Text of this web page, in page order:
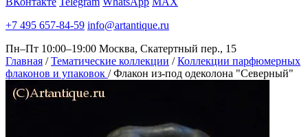
+7 495 657-84-59 info@artantique.ru
Пн–Пт 10:00–19:00 Москва, Скатертный пер., 15
Главная / Тематические коллекции / Коллекции парфюмерных
флаконов и упаковок / Флакон из-под одеколона "Северный"